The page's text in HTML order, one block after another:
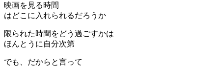
映画を見る時間
はどこに入れられるだろうか
限られた時間をどう過ごすかは
ほんとうに自分次第
でも、だからと言って